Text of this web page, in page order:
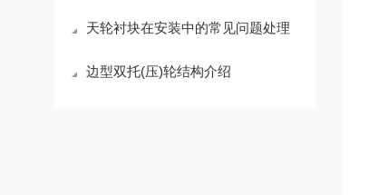
天轮衬块在安装中的常见问题处理
边型双托(压)轮结构介绍